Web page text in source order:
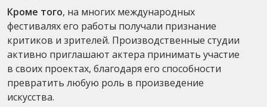
Кроме того, на многих международных
фестивалях его работы получали признание
критиков и зрителей. Производственные студии
активно приглашают актера принимать участие
в своих проектах, благодаря его способности
превратить любую роль в произведение
искусства.